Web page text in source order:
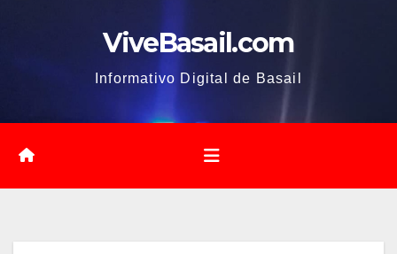
ViveBasail.com
Informativo Digital de Basail